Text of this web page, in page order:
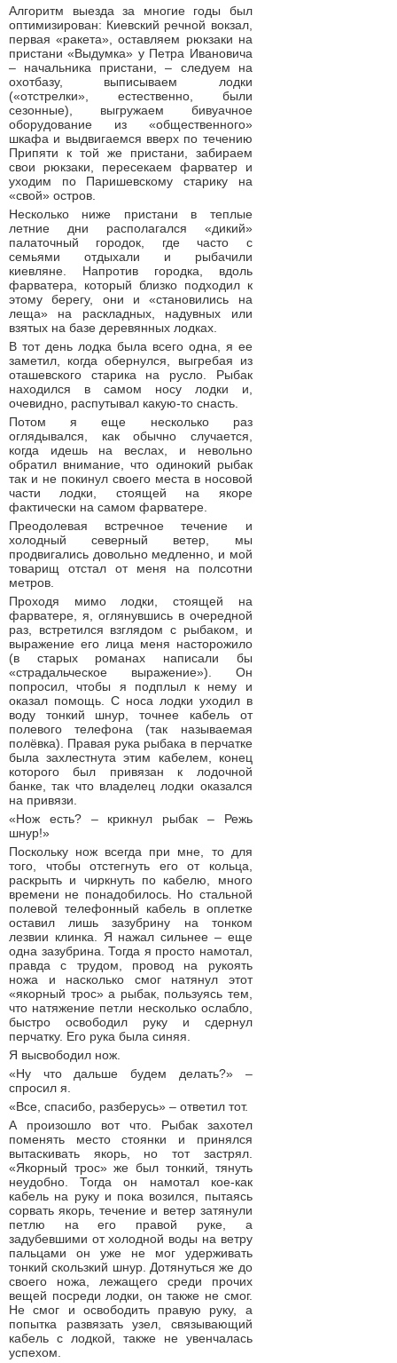
Алгоритм выезда за многие годы был
оптимизирован: Киевский речной вокзал,
первая «ракета», оставляем рюкзаки на
пристани «Выдумка» у Петра Ивановича
– начальника пристани, – следуем на
охотбазу, выписываем лодки
(«отстрелки», естественно, были
сезонные), выгружаем бивуачное
оборудование из «общественного»
шкафа и выдвигаемся вверх по течению
Припяти к той же пристани, забираем
свои рюкзаки, пересекаем фарватер и
уходим по Паришевскому старику на
«свой» остров.
Несколько ниже пристани в теплые
летние дни располагался «дикий»
палаточный городок, где часто с
семьями отдыхали и рыбачили
киевляне. Напротив городка, вдоль
фарватера, который близко подходил к
этому берегу, они и «становились на
леща» на раскладных, надувных или
взятых на базе деревянных лодках.
В тот день лодка была всего одна, я ее
заметил, когда обернулся, выгребая из
оташевского старика на русло. Рыбак
находился в самом носу лодки и,
очевидно, распутывал какую-то снасть.
Потом я еще несколько раз
оглядывался, как обычно случается,
когда идешь на веслах, и невольно
обратил внимание, что одинокий рыбак
так и не покинул своего места в носовой
части лодки, стоящей на якоре
фактически на самом фарватере.
Преодолевая встречное течение и
холодный северный ветер, мы
продвигались довольно медленно, и мой
товарищ отстал от меня на полсотни
метров.
Проходя мимо лодки, стоящей на
фарватере, я, оглянувшись в очередной
раз, встретился взглядом с рыбаком, и
выражение его лица меня насторожило
(в старых романах написали бы
«страдальческое выражение»). Он
попросил, чтобы я подплыл к нему и
оказал помощь. С носа лодки уходил в
воду тонкий шнур, точнее кабель от
полевого телефона (так называемая
полёвка). Правая рука рыбака в перчатке
была захлестнута этим кабелем, конец
которого был привязан к лодочной
банке, так что владелец лодки оказался
на привязи.
«Нож есть? – крикнул рыбак – Режь
шнур!»
Поскольку нож всегда при мне, то для
того, чтобы отстегнуть его от кольца,
раскрыть и чиркнуть по кабелю, много
времени не понадобилось. Но стальной
полевой телефонный кабель в оплетке
оставил лишь зазубрину на тонком
лезвии клинка. Я нажал сильнее – еще
одна зазубрина. Тогда я просто намотал,
правда с трудом, провод на рукоять
ножа и насколько смог натянул этот
«якорный трос» а рыбак, пользуясь тем,
что натяжение петли несколько ослабло,
быстро освободил руку и сдернул
перчатку. Его рука была синяя.
Я высвободил нож.
«Ну что дальше будем делать?» –
спросил я.
«Все, спасибо, разберусь» – ответил тот.
А произошло вот что. Рыбак захотел
поменять место стоянки и принялся
вытаскивать якорь, но тот застрял.
«Якорный трос» же был тонкий, тянуть
неудобно. Тогда он намотал кое-как
кабель на руку и пока возился, пытаясь
сорвать якорь, течение и ветер затянули
петлю на его правой руке, а
задубевшими от холодной воды на ветру
пальцами он уже не мог удерживать
тонкий скользкий шнур. Дотянуться же до
своего ножа, лежащего среди прочих
вещей посреди лодки, он также не смог.
Не смог и освободить правую руку, а
попытка развязать узел, связывающий
кабель с лодкой, также не увенчалась
успехом.